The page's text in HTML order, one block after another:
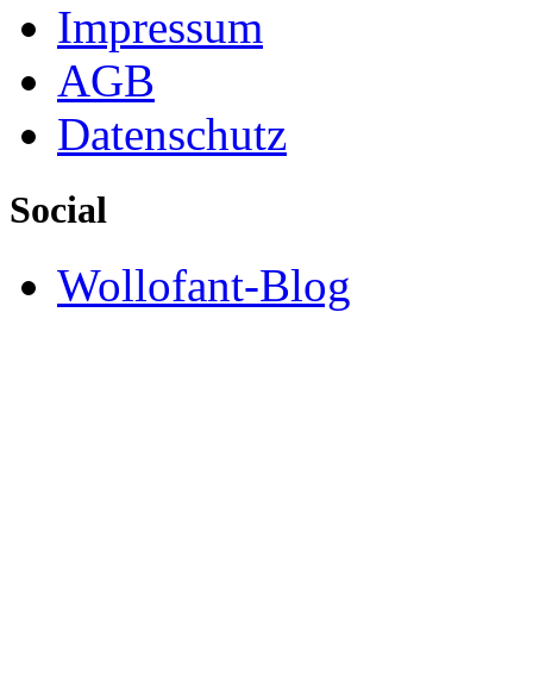
Impressum
AGB
Datenschutz
Social
Wollofant-Blog